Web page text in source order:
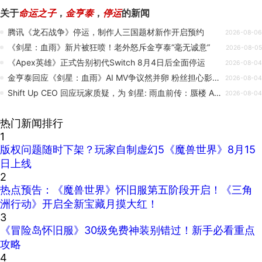
关于命运之子， 金亨泰， 停运的新闻
腾讯《龙石战争》停运，制作人三国题材新作开启预约 2026-08-06
《剑星：血雨》新片被狂喷！老外怒斥金亨泰“毫无诚意” 2026-08-05
《Apex英雄》正式告别初代Switch 8月4日后全面停运 2026-08-04
金亨泰回应《剑星：血雨》AI MV争议然并卵 粉丝担心影响游戏 2026-08-04
Shift Up CEO 回应玩家质疑，为 剑星: 雨血前传：蜃楼 AI 音乐视频辩护 2026-08-04
热门新闻排行
1
版权问题随时下架？玩家自制虚幻5《魔兽世界》8月15
日上线
2
热点预告：《魔兽世界》怀旧服第五阶段开启！《三角
洲行动》开启全新宝藏月摸大红！
3
《冒险岛怀旧服》30级免费神装别错过！新手必看重点
攻略
4